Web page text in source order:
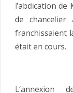
l’abdication
de chancelier
franchissaient
était en cours.
L’annexion